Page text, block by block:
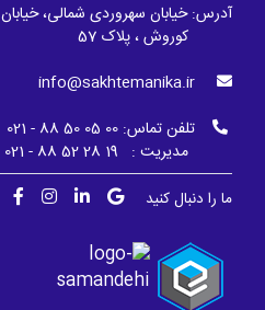
آدرس: خیابان سهروردی شمالی، خیابان
کوروش ، پلاک 57
info@sakhtemanika.ir
تلفن تماس: 00 05 50 88 - 021
مدیریت : 19 28 52 88 - 021
ما را دنبال کنید